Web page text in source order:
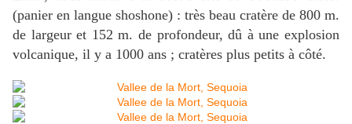
(panier en langue shoshone) : très beau cratère de 800 m.
de largeur et 152 m. de profondeur, dû à une explosion
volcanique, il y a 1000 ans ; cratères plus petits à côté.